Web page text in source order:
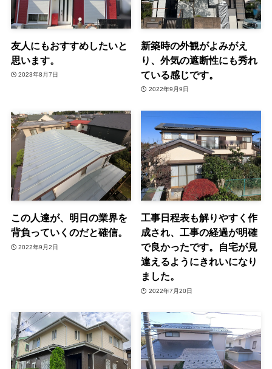
友人にもおすすめしたいと
思います。
2023年8月7日
新築時の外観がよみがえ
り、外気の遮断性にも秀れ
ている感じです。
2022年9月9日
この人達が、明日の業界を
背負っていくのだと確信。
2022年9月2日
工事日程表も解りやすく作
成され、工事の経過が明確
で良かったです。自宅が見
違えるようにきれいになり
ました。
2022年7月20日